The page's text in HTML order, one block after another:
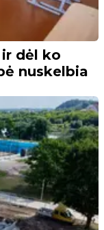
dėl ko
nuskelbia